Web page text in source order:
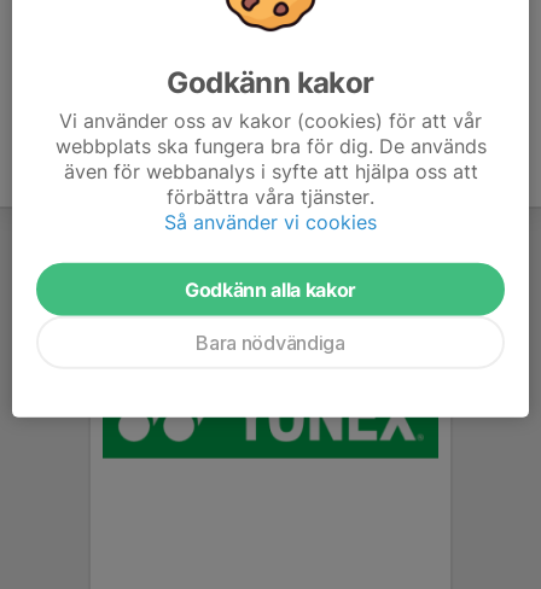
Godkänn kakor
Vi använder oss av kakor (cookies) för att vår
webbplats ska fungera bra för dig. De används
även för webbanalys i syfte att hjälpa oss att
förbättra våra tjänster.
Så använder vi cookies
Godkänn alla kakor
Bara nödvändiga